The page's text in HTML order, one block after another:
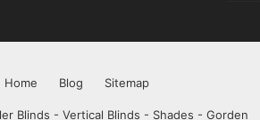
Home Blog Sitemap
Blinds - Vertical Blinds - Shades - Gorden